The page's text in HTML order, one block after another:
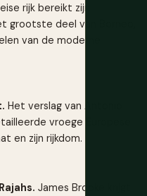
rijk bereikt zijn
deel van Borneo,
van de moderne
Het verslag van Antonio
vroege Europese
en zijn rijkdom.
James Brooke krijgt